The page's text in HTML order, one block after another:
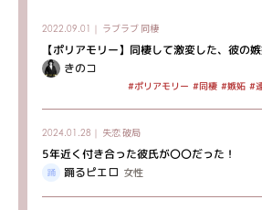
2022.09.01｜ ラブラブ 同棲
【ポリアモリー】同棲して激変した、彼の
きのコ
#ポリアモリー #同棲 #嫉妬 #
2024.01.28｜ 失恋破局
5年近く付き合った彼氏が〇〇だった！
踊るピエロ 女性